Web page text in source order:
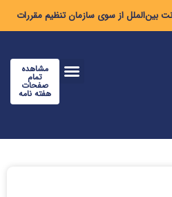
مشاهده
تمام
صفحات
هفته نامه